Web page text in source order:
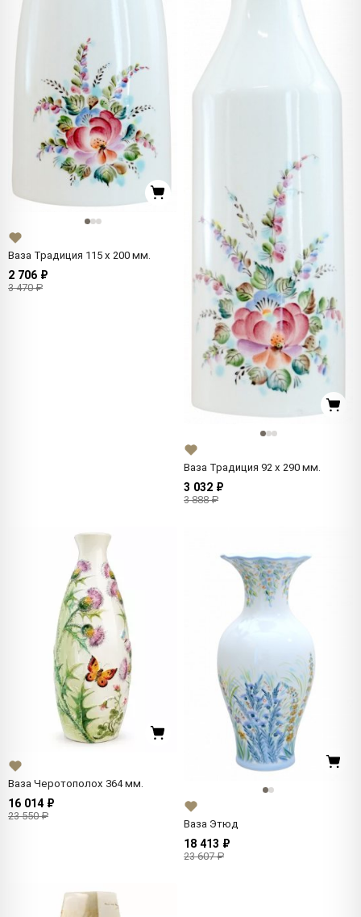
Ваза Традиция 115 x 200 мм.
2 706 ₽
3 470 ₽
Ваза Традиция 92 x 290 мм.
3 032 ₽
3 888 ₽
Ваза Черотополох 364 мм.
16 014 ₽
23 550 ₽
Ваза Этюд
18 413 ₽
23 607 ₽